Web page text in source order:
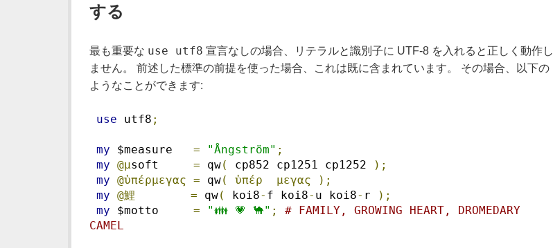
する
最も重要な use utf8 宣言なしの場合、リテラルと識別子に UTF-8 を入れると正しく動作し
ません。 前述した標準の前提を使った場合、これは既に含まれています。 その場合、以下の
ようなことができます:
use utf8 ;
my $measure = "Ångström" ;
my @μsoft = qw( cp852 cp1251 cp1252
);
my @ὑπέρμεγας = qw( ὑπέρ μεγας
);
my @鯉 = qw( koi8- f koi8- u koi8- r
);
my $motto = "👪 💗 🐪" ;
# FAMILY, GROWING HEART, DROMEDARY
CAMEL